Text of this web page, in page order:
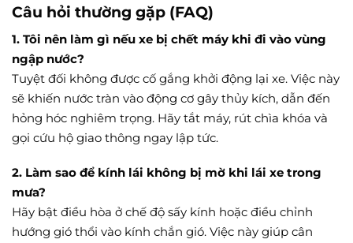
Câu hỏi thường gặp (FAQ)
1. Tôi nên làm gì nếu xe bị chết máy khi đi vào vùng
ngập nước?
Tuyệt đối không được cố gắng khởi động lại xe. Việc này
sẽ khiến nước tràn vào động cơ gây thủy kích, dẫn đến
hỏng hóc nghiêm trọng. Hãy tắt máy, rút chìa khóa và
gọi cứu hộ giao thông ngay lập tức.
2. Làm sao để kính lái không bị mờ khi lái xe trong
mưa?
Hãy bật điều hòa ở chế độ sấy kính hoặc điều chỉnh
hướng gió thổi vào kính chắn gió. Việc này giúp cân